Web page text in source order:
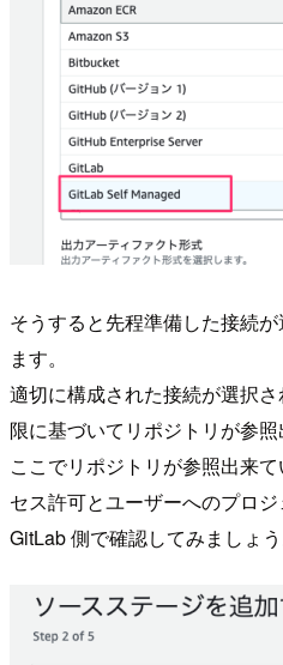
そうすると先程準備した接続
ます。
適切に構成された接続が選択
限に基づいてリポジトリが参照
ここでリポジトリが参照出来
セス許可とユーザーへのプロ
GitLab 側で確認してみましょう